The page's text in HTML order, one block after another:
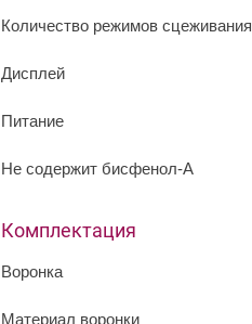
Количество режимов сцеживания
Дисплей
Питание
Не содержит бисфенол-А
Комплектация
Воронка
Материал воронки